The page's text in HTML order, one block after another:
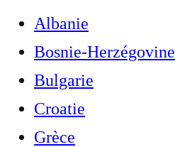
Albanie
Bosnie-Herzégovine
Bulgarie
Croatie
Grèce